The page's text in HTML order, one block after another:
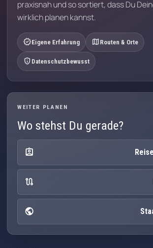
praxisnah und so sortiert, dass Du
wirklich planen kannst.
verifiedEigene Erfahrung map Routen & Orte
privacy_tip Datenschutzbewusst
WEITER PLANEN
Wo stehst Du gerade?
assignment_ind
route
public